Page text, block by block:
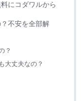
にコダワルから
不安を全部解
？
大丈夫なの？